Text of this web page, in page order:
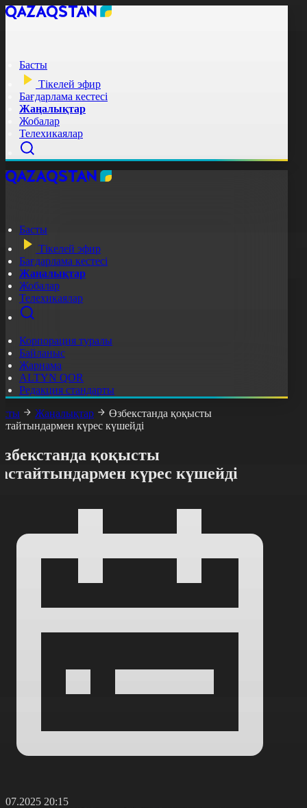
Басты
Тікелей эфир
Бағдарлама кестесі
Жаңалықтар
Жобалар
Телехикаялар
Басты
Тікелей эфир
Бағдарлама кестесі
Жаңалықтар
Жобалар
Телехикаялар
Корпорация туралы
Байланыс
Жарнама
ALTYN QOR
Редакция стандарты
Жаңалықтар
Өзбекстанда қоқысты
күрес күшейді
қоқысты
күрес күшейді
20:15